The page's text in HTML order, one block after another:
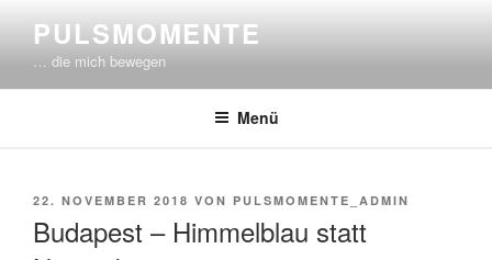
springen
PULSMOMENTE
… die mich bewegen
Menü
VERÖFFENTLICHT
22. NOVEMBER 2018 VON PULSMOMENTE_ADMIN
Budapest – Himmelblau statt